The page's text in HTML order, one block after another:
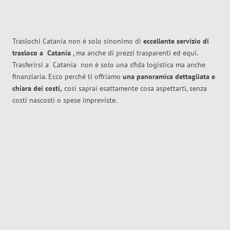
Traslochi Catania non è solo sinonimo di eccellente servizio di
trasloco a Catania , ma anche di prezzi trasparenti ed equi.
Trasferirsi a Catania non è solo una sfida logistica ma anche
finanziaria. Ecco perché ti offriamo una panoramica dettagliata e
chiara dei costi, così saprai esattamente cosa aspettarti, senza
costi nascosti o spese impreviste.